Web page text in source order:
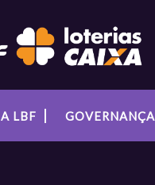
A LBF GOVERNANÇA